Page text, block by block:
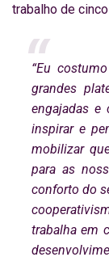
trabalho de
“Eu
grandes
engajadas e
inspirar e
mobilizar
para as
conforto do
trabalha em